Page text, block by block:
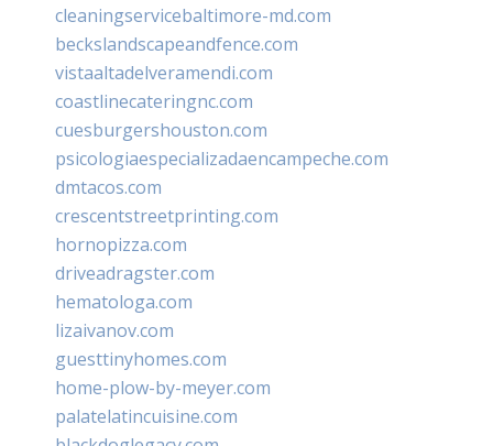
cleaningservicebaltimore-md.com
beckslandscapeandfence.com
vistaaltadelveramendi.com
coastlinecateringnc.com
cuesburgershouston.com
psicologiaespecializadaencampeche.com
dmtacos.com
crescentstreetprinting.com
hornopizza.com
driveadragster.com
hematologa.com
lizaivanov.com
guesttinyhomes.com
home-plow-by-meyer.com
palatelatincuisine.com